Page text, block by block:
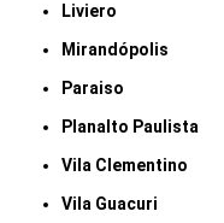
Liviero
Mirandópolis
Paraiso
Planalto Paulista
Vila Clementino
Vila Guacuri